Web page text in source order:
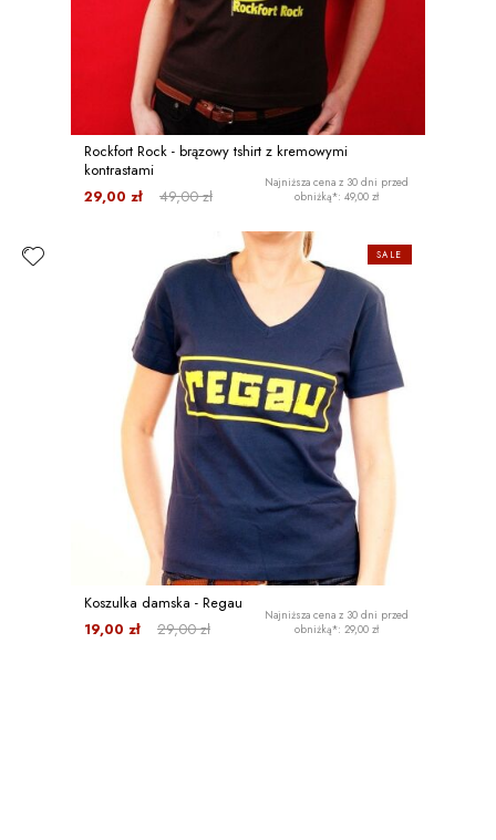
Rockfort Rock - brązowy tshirt z kremowymi
kontrastami
49,00 zł
29,00 zł
Najniższa cena z 30 dni przed
obniżką*: 49,00 zł
Koszulka damska - Regau
29,00 zł
19,00 zł
Najniższa cena z 30 dni przed
obniżką*: 29,00 zł
SALE